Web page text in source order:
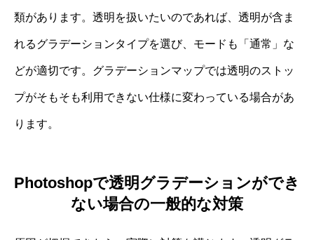
類があります。透明を扱いたいのであれば、透明が含ま
れるグラデーションタイプを選び、モードも「通常」な
どが適切です。グラデーションマップでは透明のストッ
プがそもそも利用できない仕様に変わっている場合があ
ります。
Photoshopで透明グラデーションができ
ない場合の一般的な対策